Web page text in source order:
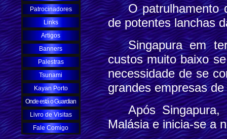
Patrocinadores
Links
Artigos
Banners
Palestras
Tsunami
Kayan Porto
Onde está o Guardian
Livro de Visitas
Fale Comigo
O patrulhamento
de potentes lanchas
Singapura em
custos muito baixo
necessidade de se
grandes empresas
Após
Malásia e inicia-se a